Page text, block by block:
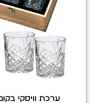
ערכת וויסקי